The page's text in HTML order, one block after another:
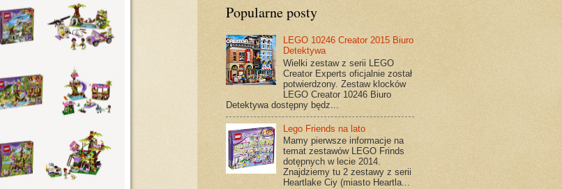
Popularne posty
LEGO 10246 Creator 2015 Biuro
Detektywa
Wielki zestaw z serii LEGO
Creator Experts oficjalnie został
potwierdzony. Zestaw klocków
LEGO Creator 10246 Biuro
Detektywa dostępny będz...
Lego Friends na lato
Mamy pierwsze informacje na
temat zestawów LEGO Frinds
dotępnych w lecie 2014.
Znajdziemy tu 2 zestawy z serii
Heartlake Ciy (miasto Heartla...